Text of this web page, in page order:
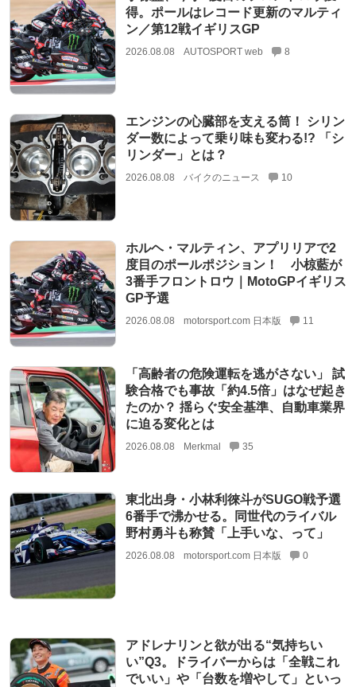
得。ポールはレコード更新のマルティ
ン／第12戦イギリスGP
2026.08.08 AUTOSPORT web 8
エンジンの心臓部を支える筒！ シリン
ダー数によって乗り味も変わる!? 「シ
リンダー」とは？
2026.08.08 バイクのニュース 10
ホルヘ・マルティン、アプリリアで2
度目のポールポジション！ 小椋藍が
3番手フロントロウ｜MotoGPイギリス
GP予選
2026.08.08 motorsport.com 日本版 11
「高齢者の危険運転を逃がさない」 試
験合格でも事故「約4.5倍」はなぜ起き
たのか？ 揺らぐ安全基準、自動車業界
に迫る変化とは
2026.08.08 Merkmal 35
東北出身・小林利徠斗がSUGO戦予選
6番手で沸かせる。同世代のライバル
野村勇斗も称賛「上手いな、って」
2026.08.08 motorsport.com 日本版 0
アドレナリンと欲が出る“気持ちい
い”Q3。ドライバーからは「全戦これ
でいい」や「台数を増やして」といっ